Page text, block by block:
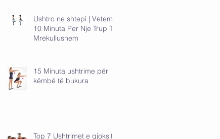
Ushtro ne shtepi | Vetem
10 Minuta Per Nje Trup Te
Mrekullushem
15 Minuta ushtrime për
këmbë të bukura
Top 7 Ushtrimet e gjoksit